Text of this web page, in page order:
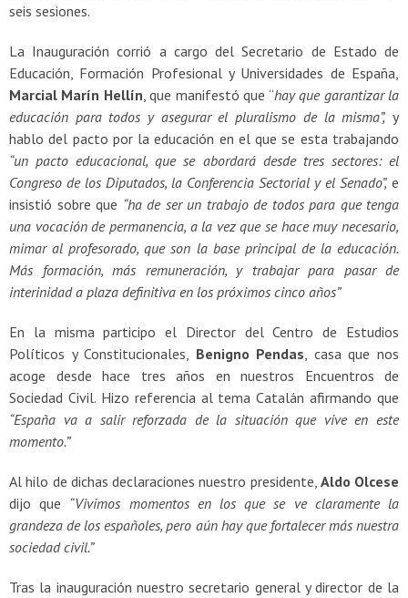
seis sesiones.
La Inauguración corrió a cargo del Secretario de Estado de
Educación, Formación Profesional y Universidades de España,
Marcial Marín Hellín , que manifestó que “hay que garantizar la
educación para todos y asegurar el pluralismo de la misma”, y
hablo del pacto por la educación en el que se esta trabajando
“un pacto educacional, que se abordará desde tres sectores: el
Congreso de los Diputados, la Conferencia Sectorial y el Senado”, e
insistió sobre que “ha de ser un trabajo de todos para que tenga
una vocación de permanencia, a la vez que se hace muy necesario,
mimar al profesorado, que son la base principal de la educación.
Más formación, más remuneración, y trabajar para pasar de
interinidad a plaza definitiva en los próximos cinco años”
En la misma participo el Director del Centro de Estudios
Políticos y Constitucionales, Benigno Pendas , casa que nos
acoge desde hace tres años en nuestros Encuentros de
Sociedad Civil. Hizo referencia al tema Catalán afirmando que
“España va a salir reforzada de la situación que vive en este
momento.”
Al hilo de dichas declaraciones nuestro presidente, Aldo Olcese
dijo que “Vivimos momentos en los que se ve claramente la
grandeza de los españoles, pero aún hay que fortalecer más nuestra
sociedad civil.”
Tras la inauguración nuestro secretario general y director de la